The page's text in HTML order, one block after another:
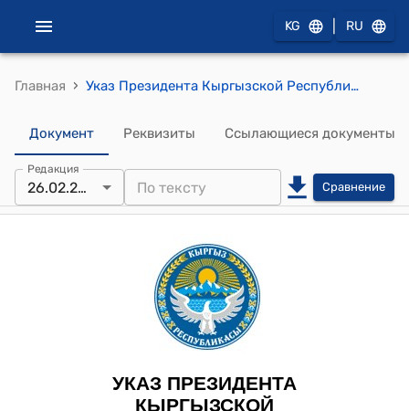
KG RU
Главная › Указ Президента Кыргызской Республики от 26 февраля 2024 года УП № 37 "О внесении изменений в некоторые указы Президента Кыргызской Республики по вопросам деятельности Администрации Президента Кыргызской Республики"
Документ Реквизиты Ссылающиеся документы
Редакция
26.02.2024 Сравнение